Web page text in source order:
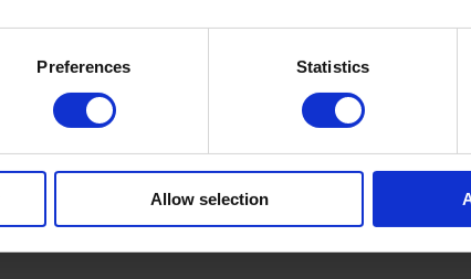
Preferences Statistics
Allow selection